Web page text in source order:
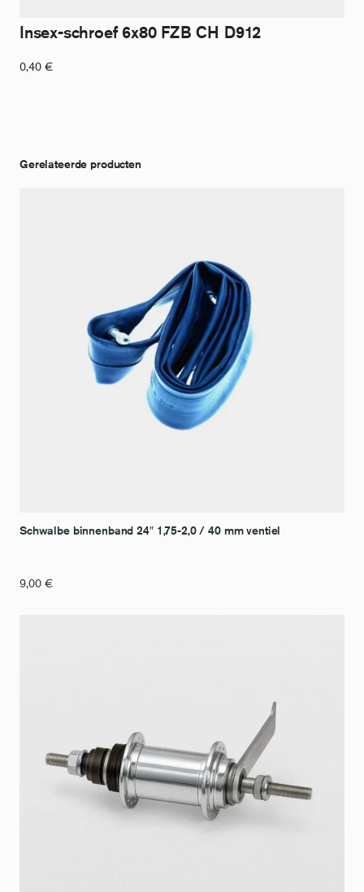
Insex-schroef 6x80 FZB CH D912
0,40 €
Gerelateerde producten
Schwalbe binnenband 24″ 1,75-2,0 / 40 mm ventiel
9,00 €